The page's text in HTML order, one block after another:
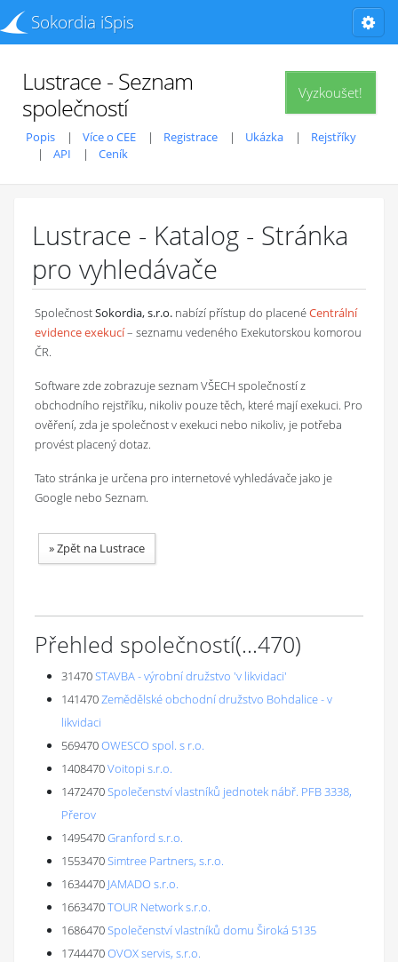
Sokordia iSpis
Vyzkoušet!
Lustrace - Seznam
společností
Popis Více o CEE Registrace Ukázka
Rejstříky
API
Ceník
Lustrace - Katalog - Stránka
pro vyhledávače
SpolečnostSokordia, s.r.o. nabízí přístup do placenéCentrální
evidence exekucí– seznamu vedeného Exekutorskou komorou
ČR.
Software zde zobrazuje seznam VŠECH společností z
obchodního rejstříku, nikoliv pouze těch, které mají exekuci. Pro
ověření, zda je společnost v exekuci nebo nikoliv, je potřeba
provést placený dotaz.
Tato stránka je určena pro internetové vyhledávače jako je
Google nebo Seznam.
»Zpět na Lustrace
Přehled společností(...470)
31470STAVBA - výrobní družstvo 'v likvidaci'
141470Zemědělské obchodní družstvo Bohdalice - v
likvidaci
569470OWESCO spol. s r.o.
1408470Voitopi s.r.o.
1472470Společenství vlastníků jednotek nábř. PFB 3338,
Přerov
1495470Granford s.r.o.
1553470Simtree Partners, s.r.o.
1634470 JAMADO s.r.o.
1663470TOUR Network s.r.o.
1686470Společenství vlastníků domu Široká 5135
1744470OVOX servis, s.r.o.